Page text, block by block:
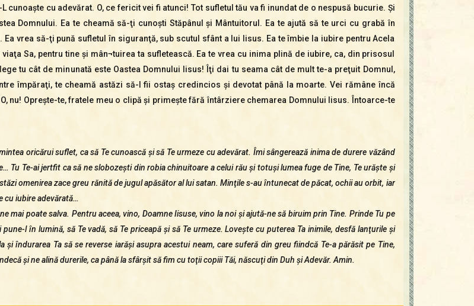
cu adevărat. O, ce fericit vei fi atunci! Tot sufletul tău va fi inundat de o nespusă bucurie. Şi
Domnului. Ea te cheamă să-ţi cunoşti Stăpânul şi Mântuitorul. Ea te ajută să te urci cu grabă în
vrea să-ţi pună sufletul în siguranţă, sub scutul sfânt a lui Iisus. Ea te îmbie la iubire pentru Acela
Sa, pentru tine şi mân¬tuirea ta sufletească. Ea te vrea cu inima plină de iubire, ca, din prisosul
tu cât de minunată este Oastea Domnului Iisus! Îţi dai tu seama cât de mult te-a preţuit Domnul,
împăraţi, te cheamă astăzi să-I fii ostaş credincios şi devotat până la moarte. Vei rămâne încă
nu! Opreşte-te, fratele meu o clipă şi primeşte fără întârziere chemarea Domnului Iisus. Întoarce-te
oricărui suflet, ca să Te cunoască şi să Te urmeze cu adevărat. Îmi sângerează inima de durere văzând
Tu Te-ai jertfit ca să ne slobozeşti din robia chinuitoare a celui rău şi totuşi lumea fuge de Tine, Te urăşte şi
omenirea zace greu rănită de jugul apăsător al lui satan. Minţile s-au întunecat de păcat, ochii au orbit, iar
cu iubire adevărată…
mai poate salva. Pentru aceea, vino, Doamne Iisuse, vino la noi şi ajută-ne să biruim prin Tine. Prinde Tu pe
l în lumină, să Te vadă, să Te priceapă şi să Te urmeze. Loveşte cu puterea Ta inimile, desfă lanţurile şi
îndurarea Ta să se reverse iarăşi asupra acestui neam, care suferă din greu fiindcă Te-a părăsit pe Tine,
şi ne alină durerile, ca până la sfârşit să fim cu toţii copiii Tăi, născuţi din Duh şi Adevăr. Amin.